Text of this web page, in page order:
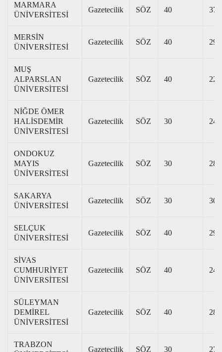
MARMARA
ÜNİVERSİTESİ
Gazetecilik SÖZ 40
MERSİN
ÜNİVERSİTESİ
Gazetecilik SÖZ 40
MUŞ
ALPARSLAN
ÜNİVERSİTESİ
Gazetecilik SÖZ 40
NİĞDE ÖMER
HALİSDEMİR
ÜNİVERSİTESİ
Gazetecilik SÖZ 30
ONDOKUZ
MAYIS
ÜNİVERSİTESİ
Gazetecilik SÖZ 30
SAKARYA
ÜNİVERSİTESİ
Gazetecilik SÖZ 30
SELÇUK
ÜNİVERSİTESİ
Gazetecilik SÖZ 40
SİVAS
CUMHURİYET
ÜNİVERSİTESİ
Gazetecilik SÖZ 40
SÜLEYMAN
DEMİREL
ÜNİVERSİTESİ
Gazetecilik SÖZ 40
TRABZON
Gazetecilik SÖZ 30